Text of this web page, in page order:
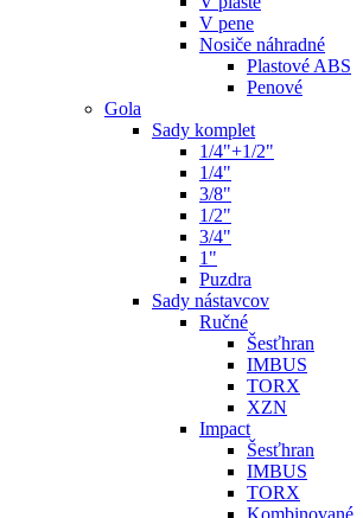
V pene
Nosiče náhradné
Plastové ABS
Penové
Gola
Sady komplet
1/4"+1/2"
1/4"
3/8"
1/2"
3/4"
1"
Puzdra
Sady nástavcov
Ručné
Šesťhran
IMBUS
TORX
XZN
Impact
Šesťhran
IMBUS
TORX
Kombinované